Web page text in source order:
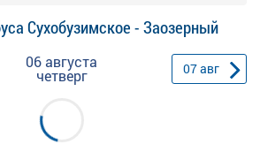
Сухобузимское - Заозерный
06 августа
четверг 07авг